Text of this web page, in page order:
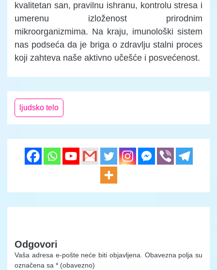
kvalitetan san, pravilnu ishranu, kontrolu stresa i
umerenu izloženost prirodnim
mikroorganizmima. Na kraju, imunološki sistem
nas podseća da je briga o zdravlju stalni proces
koji zahteva naše aktivno učešće i posvećenost.
ljudsko telo
Odgovori
Vaša adresa e-pošte neće biti objavljena.
Obavezna polja su
označena sa * (obavezno)